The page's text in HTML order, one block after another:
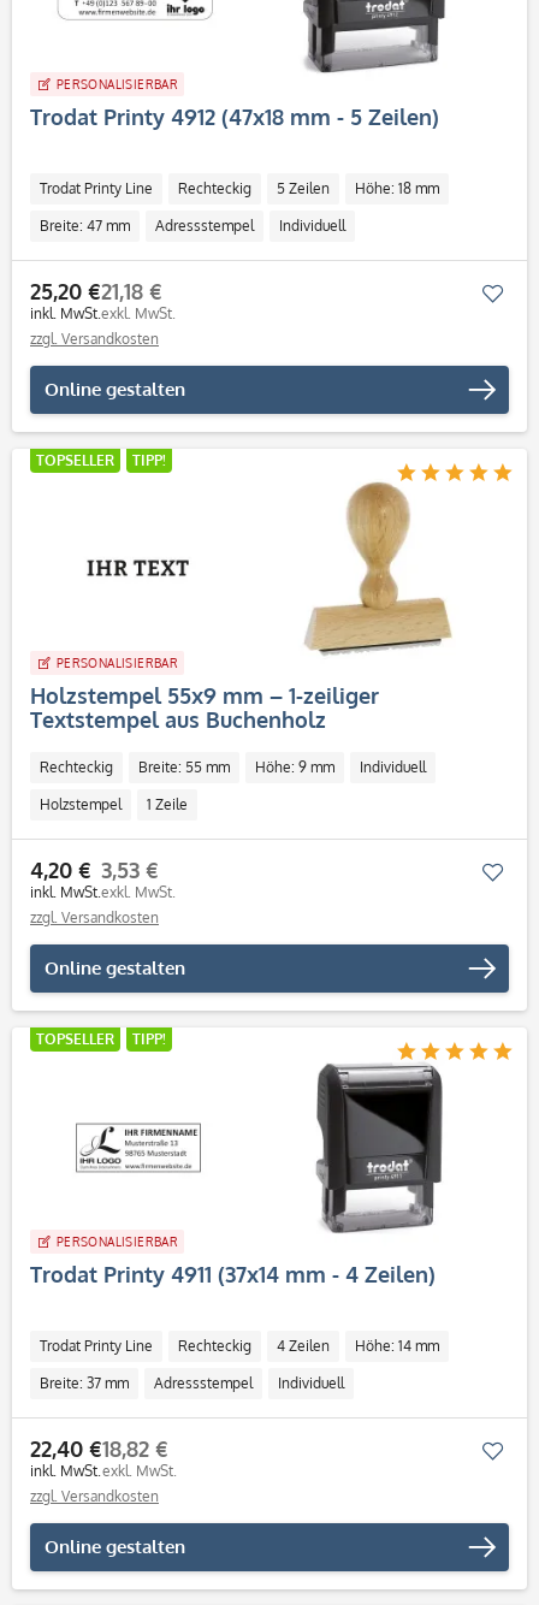
PERSONALISIERBAR
Trodat Printy 4912 (47x18 mm - 5 Zeilen)
Trodat Printy Line Rechteckig 5 Zeilen Höhe: 18 mm
Breite: 47 mm Adressstempel Individuell
25,20 €
inkl. MwSt.
21,18 €
exkl. MwSt.
zzgl. Versandkosten
Online gestalten
TOPSELLER TIPP!
PERSONALISIERBAR
Holzstempel 55x9 mm – 1-zeiliger
Textstempel aus Buchenholz
Rechteckig Breite: 55 mm Höhe: 9 mm Individuell
Holzstempel 1 Zeile
4,20 €
inkl. MwSt.
3,53 €
exkl. MwSt.
zzgl. Versandkosten
Online gestalten
TOPSELLER TIPP!
PERSONALISIERBAR
Trodat Printy 4911 (37x14 mm - 4 Zeilen)
Trodat Printy Line Rechteckig 4 Zeilen Höhe: 14 mm
Breite: 37 mm Adressstempel Individuell
22,40 €
inkl. MwSt.
18,82 €
exkl. MwSt.
zzgl. Versandkosten
Online gestalten